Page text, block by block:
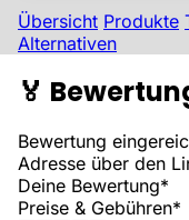
Übersicht Produkte
Alternativen
🏅
Bewertung
Adresse über den
Deine Bewertung*
Preise & Gebühren*